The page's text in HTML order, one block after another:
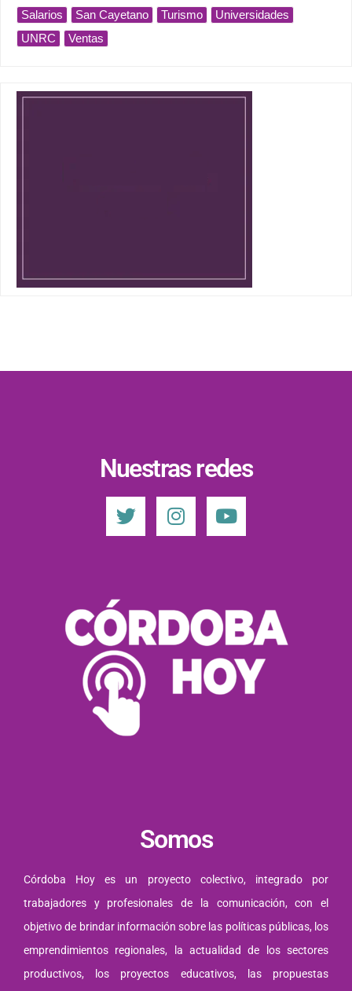
Salarios
San Cayetano Turismo
Universidades
UNRC
Ventas
Nuestras redes
Somos
Córdoba Hoy es un proyecto colectivo, integrado por
trabajadores y profesionales de la comunicación, con el
objetivo de brindar información sobre las políticas públicas, los
emprendimientos regionales, la actualidad de los sectores
productivos, los proyectos educativos, las propuestas